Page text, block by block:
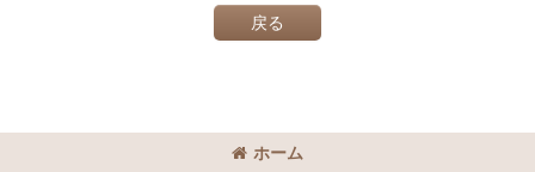
戻る
ホーム